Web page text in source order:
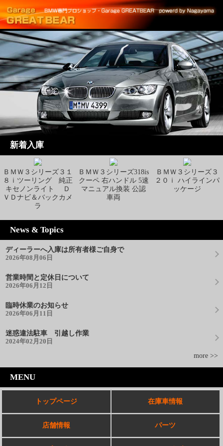
新着入庫
ＢＭＷ３シリーズ３１
８ｉツーリング 純正
キセノンライト Ｄ
ＶＤナビ＆バックカメ
ラ
ＢＭＷ３シリーズ318is
クーペ 右ハンドル 5速
マニュアル換装 公認
車両
ＢＭＷ３シリーズ３
２０ｉ ハイラインパ
ッケージ
News & Topics
ディーラーへ入庫は所有者様ご自身で
2026年08月06日
営業時間と定休日について
2026年06月12日
臨時休業のお知らせ
2026年06月11日
迷惑違法駐車 引越し作業
2024年02月20日
more >>
MENU
トップページ 在庫車情報
店舗情報 パーツ